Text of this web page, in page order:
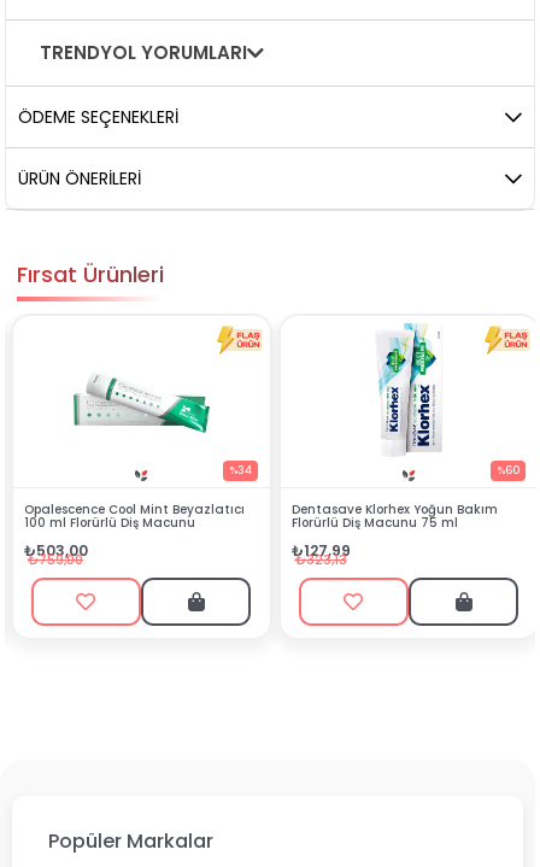
TRENDYOL YORUMLARI
ÖDEME SEÇENEKLERI
ÜRÜN ÖNERILERI
Fırsat Ürünleri
Dentasave Klorhex Yoğun Bakım
Florürlü Diş Macunu 75 ml
₺127,99
₺323,13
Black Berry Bitkisel Sprey 25 ml
₺90,99
₺199,90
Popüler Markalar